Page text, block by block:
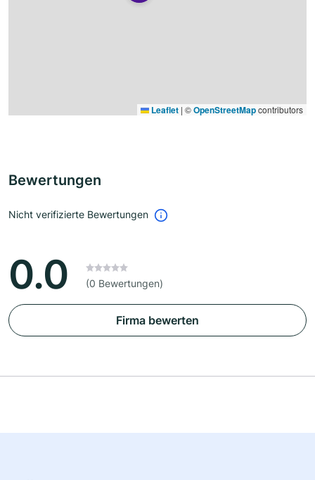
Leaflet | ©OpenStreetMapcontributors
Bewertungen
Nicht verifizierte Bewertungen
0.0 (0 Bewertungen)
Firma bewerten